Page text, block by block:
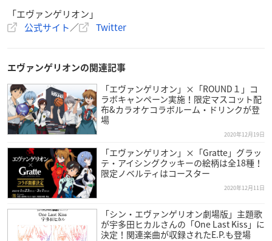
「シン・エヴァンゲリオン劇場版」世界
【日程】
2021年1月23日(土)0:00〜（1月22日(金)24:00〜）
【販売開始】
各劇場販売サイトにて販売
※上映劇場は公式サイトにてご確認ください
作品概要
「エヴァンゲリオン」
公式サイト／ Twitter
エヴァンゲリオンの関連記事
「エヴァンゲリオン」×「ROUND１」コ
ラボキャンペーン実施！限定マスコット配
布&カラオケコラボルーム・ドリンクが登
場
2020年12月19日
「エヴァンゲリオン」×「Gratte」グラッ
テ・アイシングクッキーの絵柄は全18種！
限定ノベルティはコースター
2020年12月11日
「シン・エヴァンゲリオン劇場版」主題歌
が宇多田ヒカルさんの「One Last Kiss」に
決定！関連楽曲が収録されたE.P.も登場